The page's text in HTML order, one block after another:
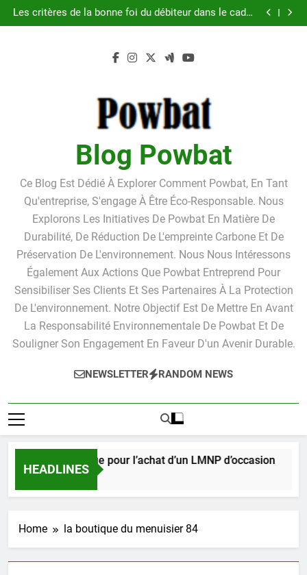
Skip
to
Les critères de la bonne foi du débiteur dans le cadre
de la procédure de surendettement
Linkavista 2026 : avis complet, tarifs, avantages et
Guide pratique pour l’achat d’un LMNP d’occasion
Les critères de la bonne foi du débiteur dans le cadre
un box de stockage ?
Blog Powbat
Ce Blog Est Dédié À Explorer Comment Powbat, En Tant
Qu'entreprise, S'engage À Être Éco-Responsable. Nous
Explorons Les Initiatives De Powbat En Matière De
Durabilité, De Réduction De L'empreinte Carbone Et De
Préservation De L'environnement. Nous Nous Intéressons
Également Aux Actions Que Powbat Entreprend Pour
Sensibiliser Ses Clients Et Ses Partenaires À La Protection
De L'environnement. Notre Objectif Est De Mettre En Avant
La Responsabilité Environnementale De Powbat Et De
Souligner Son Engagement En Faveur D'un Avenir Durable.
NEWSLETTER RANDOM NEWS
HEADLINES
Guide pratique pour l’achat d’un LMNP d’occasion
3 Semaines Ago
Home la boutique du menuisier 84